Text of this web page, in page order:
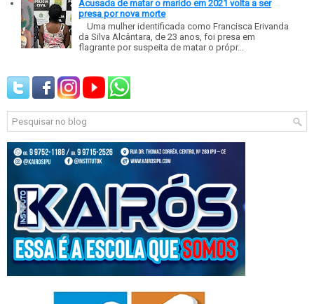
Acusada de matar o marido em 2021 volta a ser
presa por nova morte
Uma mulher identificada como Francisca Erivanda
da Silva Alcântara, de 23 anos, foi presa em
flagrante por suspeita de matar o própr...